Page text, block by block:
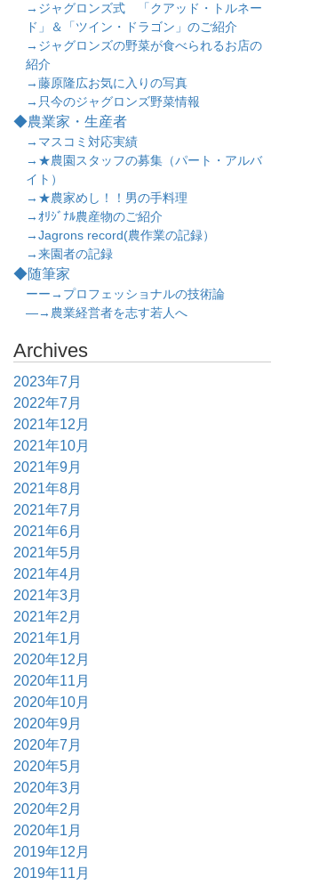
→ジャグロンズ式 「クアッド・トルネー
ド」＆「ツイン・ドラゴン」のご紹介
→ジャグロンズの野菜が食べられるお店の
紹介
→藤原隆広お気に入りの写真
→只今のジャグロンズ野菜情報
◆農業家・生産者
→マスコミ対応実績
→★農園スタッフの募集（パート・アルバ
イト）
→★農家めし！！男の手料理
→ｵﾘｼﾞﾅﾙ農産物のご紹介
→Jagrons record(農作業の記録）
→来園者の記録
◆随筆家
ーー→プロフェッショナルの技術論
―→農業経営者を志す若人へ
Archives
2023年7月
2022年7月
2021年12月
2021年10月
2021年9月
2021年8月
2021年7月
2021年6月
2021年5月
2021年4月
2021年3月
2021年2月
2021年1月
2020年12月
2020年11月
2020年10月
2020年9月
2020年7月
2020年5月
2020年3月
2020年2月
2020年1月
2019年12月
2019年11月